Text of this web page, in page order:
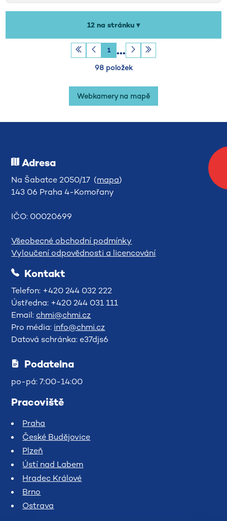
12 na stránku ▾
1
98 položek
Webkamery na mapě
Adresa
Na Šabatce 2050/17 (mapa)
143 06 Praha 4-Komořany
IČO: 00020699
Všeobecné obchodní podmínky
Vyloučení odpovědnosti a licencování
Kontakt
Telefon: +420 244 032 222
Ústředna: +420 244 031 111
Email: chmi@chmi.cz
Pro média: info@chmi.cz
Datová schránka: e37djs6
Podatelna
po-pá: 7:00-14:00
Pracoviště
Praha
České Budějovice
Plzeň
Ústí nad Labem
Hradec Králové
Brno
Ostrava